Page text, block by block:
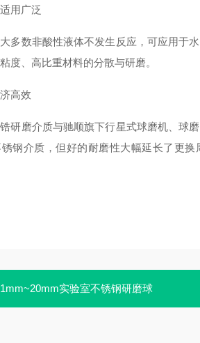
用广泛
多数非酸性液体不发生反应，可应用于
度、高比重材料的分散与研磨。
高效
研磨介质与驰顺旗下行星式球磨机、球
钢介质，但好的耐磨性大幅延长了更
1mm~20mm实验室不锈钢研磨球